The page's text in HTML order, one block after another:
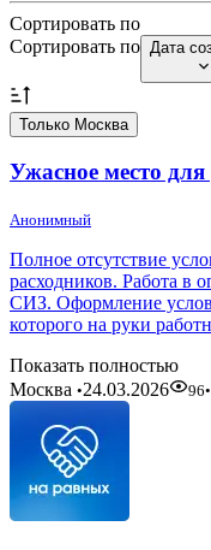
Сортировать по
Сортировать по Дата
Только Москва
Ужасное место
Анонимный
Полное отсутствие
расходников. Работа в
СИЗ. Оформление
которого на руки
Показать полностью
Москва •24.03.2026 96•